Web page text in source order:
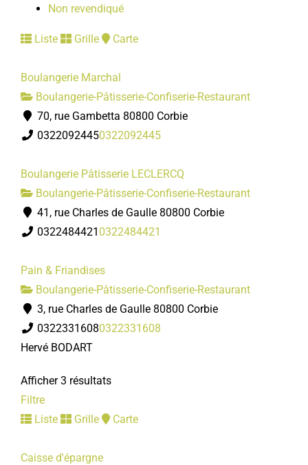
Non revendiqué
Liste Grille Carte
Boulangerie Marchal
Boulangerie-Pâtisserie-Confiserie-Restaurant
70, rue Gambetta 80800 Corbie
03220924450322092445
Boulangerie Pâtisserie LECLERCQ
Boulangerie-Pâtisserie-Confiserie-Restaurant
41, rue Charles de Gaulle 80800 Corbie
0322484421 0322484421
Pain & Friandises
Boulangerie-Pâtisserie-Confiserie-Restaurant
3, rue Charles de Gaulle 80800 Corbie
03223316080322331608
Hervé BODART
Afficher 3 résultats
Filtre
Liste
Grille Carte
Caisse d'épargne